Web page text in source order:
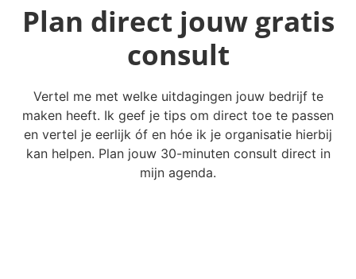
Plan direct jouw gratis
consult
Vertel me met welke uitdagingen jouw bedrijf te
maken heeft. Ik geef je tips om direct toe te passen
en vertel je eerlijk óf en hóe ik je organisatie hierbij
kan helpen. Plan jouw 30-minuten consult direct in
mijn agenda.